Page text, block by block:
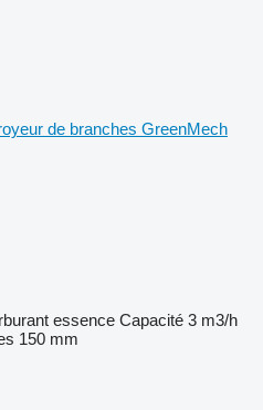
de branches GreenMech
essence Capacité 3 m3/h
150 mm